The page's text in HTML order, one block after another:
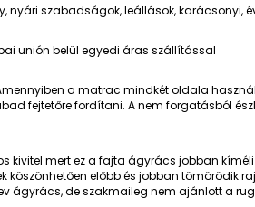
szabadságok, leállások, karácsonyi,
unión belül egyedi áras szállítással
a matrac mindkét oldala
fejtetőre fordítani. A nem forgatásból
kivitel mert ez a fajta ágyrács jobban
előbb és jobban tömörödik
ágyrács, de szakmaileg nem ajánlott a